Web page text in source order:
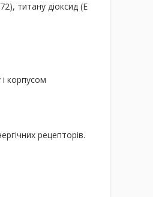
титану діоксид (Е
корпусом
рецепторів.